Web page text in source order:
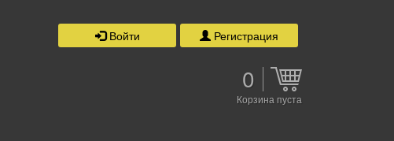
Войти Регистрация
0
Корзина пуста